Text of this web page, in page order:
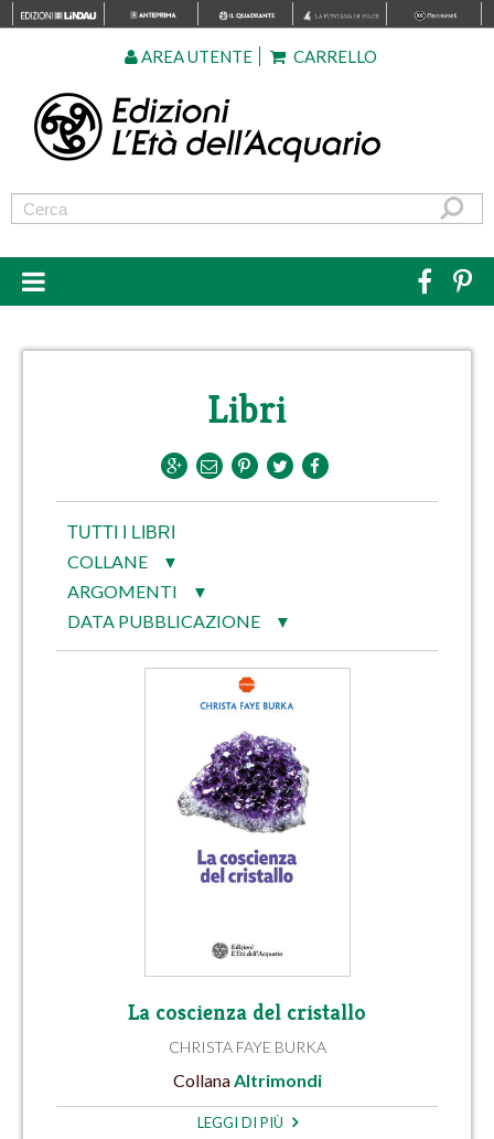
AREA UTENTE CARRELLO
Libri
TUTTI I LIBRI
COLLANE ▼
ARGOMENTI ▼
DATA PUBBLICAZIONE ▼
La coscienza del cristallo
CHRISTA FAYE BURKA
Collana Altrimondi
LEGGI DI PIÙ